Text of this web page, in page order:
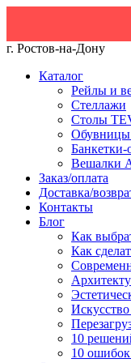
г. Ростов-на-Дону
Каталог
Рейлы и
Стеллажи
Столы
Вешалки
Заказ/оплата
Доставка/
Контакты
Блог
Как
Как
10
10 ошибок